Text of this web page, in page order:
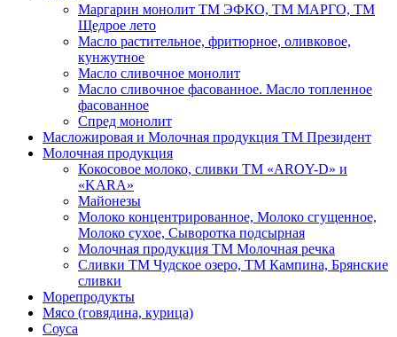
Маргарин монолит ТМ ЭФКО, ТМ МАРГО, ТМ
Щедрое лето
Масло растительное, фритюрное, оливковое,
кунжутное
Масло сливочное монолит
Масло сливочное фасованное. Масло топленное
фасованное
Спред монолит
Масложировая и Молочная продукция ТМ Президент
Молочная продукция
Кокосовое молоко, сливки ТМ «AROY-D» и
«KARA»
Майонезы
Молоко концентрированное, Молоко сгущенное,
Молоко сухое, Сыворотка подсырная
Молочная продукция ТМ Молочная речка
Сливки ТМ Чудское озеро, ТМ Кампина, Брянские
сливки
Морепродукты
Мясо (говядина, курица)
Соуса